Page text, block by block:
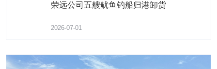
荣远公司五艘鱿鱼钓船归港卸货
了解更多
荣远公司五艘鱿鱼钓船归港卸货
2026-07-01